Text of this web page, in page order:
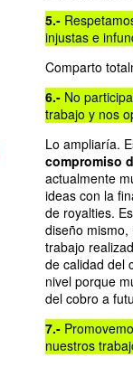
5.-
injustas e
Comparto
6.- No
trabajo y nos
Lo ampliaría.
compromiso
actualmente
ideas con la
de royalties.
diseño
trabajo
de calidad del
nivel porque
del cobro a
7.-
nuestros